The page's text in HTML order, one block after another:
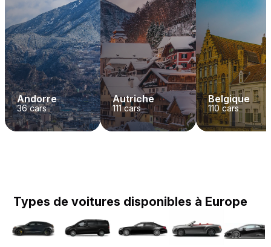
Andorre
36cars
Autriche
111cars
Belgique
110 cars
Types de voitures disponibles à Europe